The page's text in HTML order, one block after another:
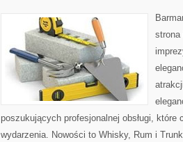
strona
poszukujących profesjonalnej obsługi,
wydarzenia. Nowości to Whisky, Rum i